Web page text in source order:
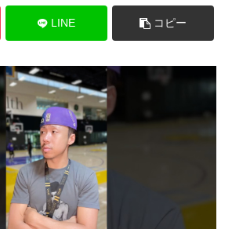
LINE コピー